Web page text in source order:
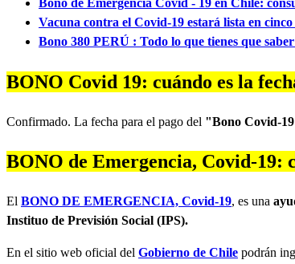
Vacuna contra el Covid-19 estará lista en cinco
Bono 380 PERÚ : Todo lo que tienes que
BONO Covid 19: cuándo es la
Confirmado. La fecha para el pago del "Bono Covid-
BONO de Emergencia, Covid-19:
El BONO DE EMERGENCIA, Covid-19, es una
Instituo de Previsión Social (IPS).
En el sitio web oficial del Gobierno de Chile podrán